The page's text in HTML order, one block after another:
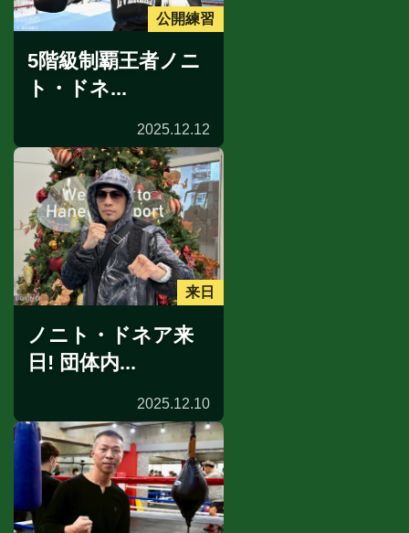
公開練習
5階級制覇王者ノニ
ト・ドネ...
2025.12.12
来日
ノニト・ドネア来
日! 団体内...
2025.12.10